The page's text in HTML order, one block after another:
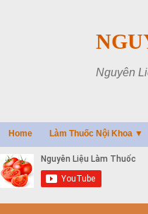
Nguyên
Home Làm Thuốc Nội Khoa ▼